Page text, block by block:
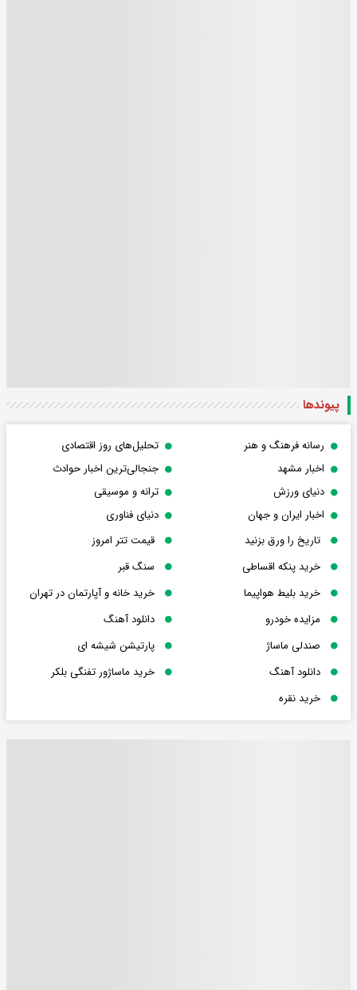
پیوندها
رسانه فرهنگ و هنر
تحلیل‌های روز اقتصادی
اخبار مشهد
جنجالی‌ترین اخبار حوادث
دنیای ورزش
ترانه و موسیقی
اخبار ایران و جهان
دنیای فناوری
تاریخ را ورق بزنید
قیمت تتر امروز
خرید پنکه اقساطی
سنگ قبر
خرید بلیط هواپیما
خرید خانه و آپارتمان در تهران
مزایده خودرو
دانلود آهنگ
صندلی ماساژ
پارتیشن شیشه ای
دانلود آهنگ
خرید ماساژور تفنگی بلکر
خرید نقره